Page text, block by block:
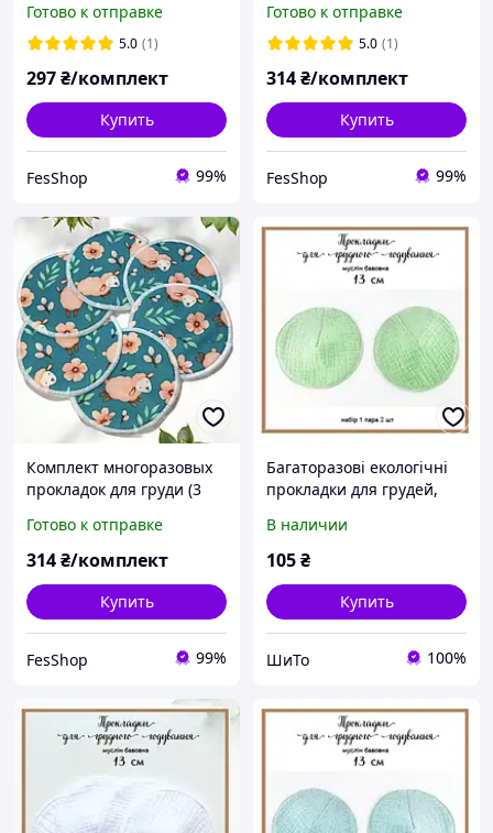
Готово к отправке
5.0 (1)
297₴/комплект
Купить
FesShop 99%
Готово к отправке
5.0 (1)
314₴/комплект
Купить
FesShop 99%
Комплект многоразовых
прокладок для груди (3
Готово к отправке
314₴/комплект
Купить
FesShop 99%
Багаторазові екологічні
прокладки для грудей,
еко прокладки для грудей
при грудному
В наличии
105₴
Купить
ШиТо 100%